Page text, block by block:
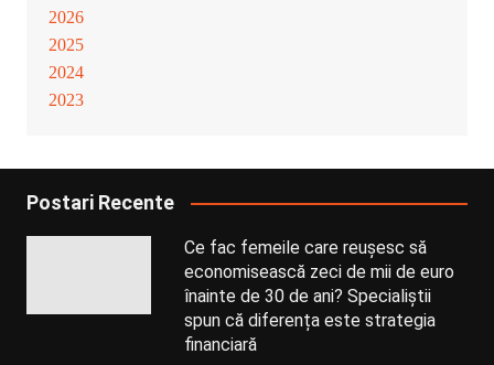
2026
2025
2024
2023
Postari Recente
Ce fac femeile care reușesc să
economisească zeci de mii de euro
înainte de 30 de ani? Specialiștii
spun că diferența este strategia
financiară